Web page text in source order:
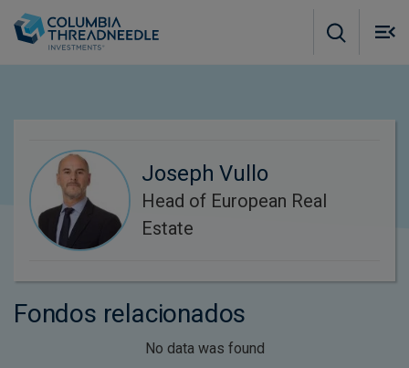
Joseph Vullo
Head of European Real
Estate
Fondos relacionados
No data was found